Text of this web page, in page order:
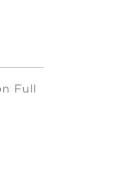
Full